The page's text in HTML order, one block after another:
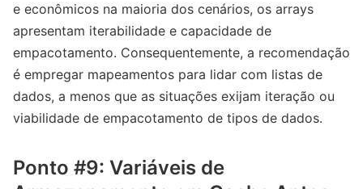
e econômicos na maioria dos cenários, os arrays
apresentam iterabilidade e capacidade de
empacotamento. Consequentemente, a recomendação
é empregar mapeamentos para lidar com listas de
dados, a menos que as situações exijam iteração ou
viabilidade de empacotamento de tipos de dados.
Ponto #9: Variáveis ​​de